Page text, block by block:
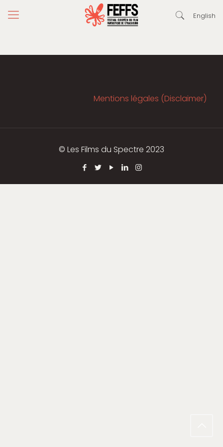
English
Mentions légales (Disclaimer)
© Les Films du Spectre 2023